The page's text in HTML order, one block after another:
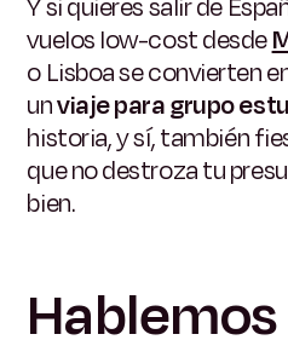
Y si quieres salir de
vuelos low-cost desde
o Lisboa se convierten
unviaje para grupo
historia, y sí, también
que no destroza tu
bien.